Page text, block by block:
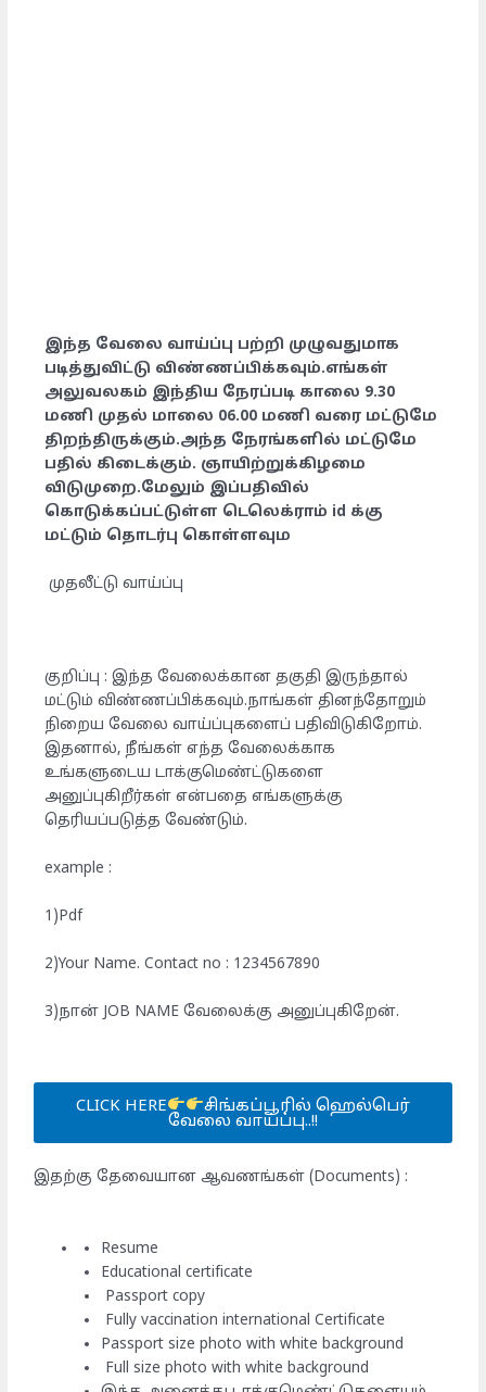
இந்த வேலை வாய்ப்பு பற்றி முழுவதுமாக
படித்துவிட்டு விண்ணப்பிக்கவும்.எங்கள்
அலுவலகம் இந்திய நேரப்படி காலை 9.30
மணி முதல் மாலை 06.00 மணி வரை மட்டுமே
திறந்திருக்கும்.அந்த நேரங்களில் மட்டுமே
பதில் கிடைக்கும். ஞாயிற்றுக்கிழமை
விடுமுறை.மேலும் இப்பதிவில்
கொடுக்கப்பட்டுள்ள டெலெக்ராம் id க்கு
மட்டும் தொடர்பு கொள்ளவும
முதலீட்டு வாய்ப்பு
குறிப்பு : இந்த வேலைக்கான தகுதி இருந்தால்
மட்டும் விண்ணப்பிக்கவும்.நாங்கள் தினந்தோறும்
நிறைய வேலை வாய்ப்புகளைப் பதிவிடுகிறோம்.
இதனால், நீங்கள் எந்த வேலைக்காக
உங்களுடைய டாக்குமெண்ட்டுகளை
அனுப்புகிறீர்கள் என்பதை எங்களுக்கு
தெரியப்படுத்த வேண்டும்.
example :
1)Pdf
2)Your Name. Contact no : 1234567890
3)நான் JOB NAME வேலைக்கு அனுப்புகிறேன்.
CLICK HERE சிங்கப்பூரில் ஹெல்பெர்
வேலை வாய்ப்பு..!!
இதற்கு தேவையான ஆவணங்கள் (Documents) :
Resume
Educational certificate
Passport copy
Fully vaccination international Certificate
Passport size photo with white background
Full size photo with white background